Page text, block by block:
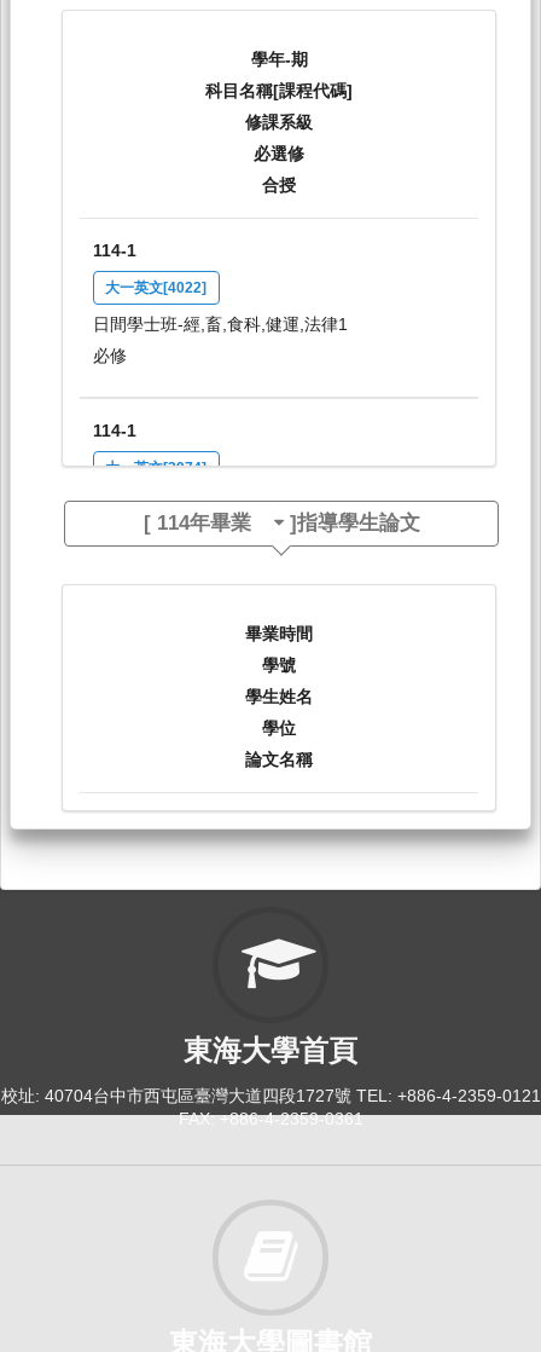
學年-期
科目名稱[課程代碼]
修課系級
必選修
合授
114-1
大一英文[4022]
日間學士班-經,畜,食科,健運,法律1
必修
114-1
大一英文[3974]
日間學士班-工學院1
日間學士班-經,畜,食,健運,法律2
114-1
大二英文：多元文化[4086]
必修
日間學士班-工學院1
日間學士班-經,畜,食科,健運,法律1
[ 114年畢業 ]指導學生論文
畢業時間
學號
學生姓名
學位
論文名稱
東海大學首頁
校址: 40704台中市西屯區臺灣大道四段1727號 TEL: +886-4-2359-0121
FAX: +886-4-2359-0361
東海大學圖書館